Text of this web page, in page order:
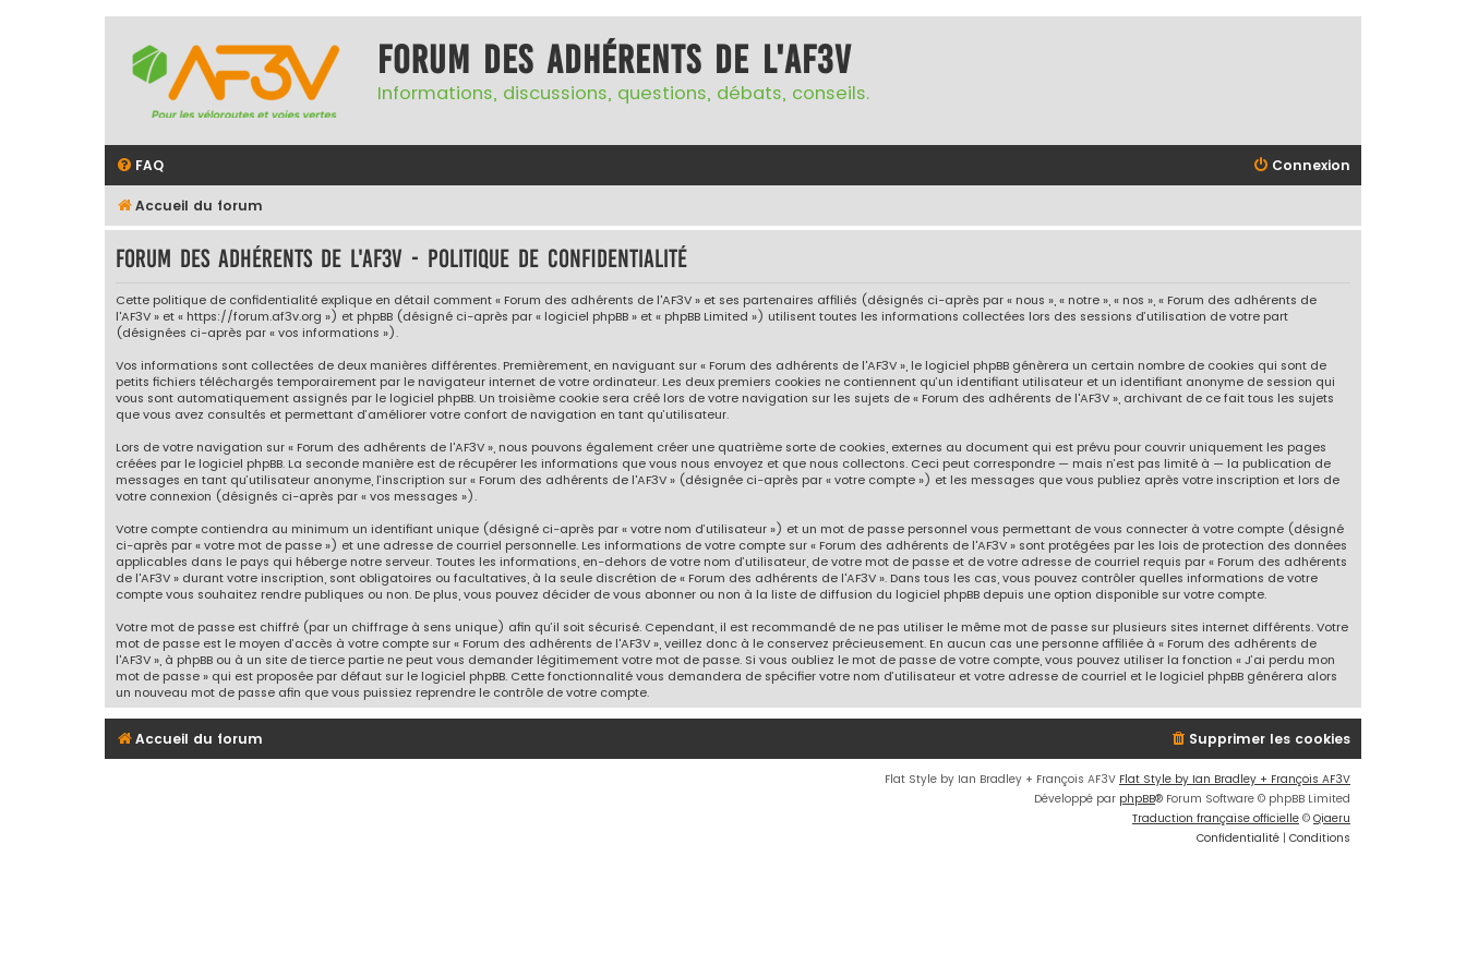
Forum des adhérents de l'AF3V
Informations, discussions, questions, débats, conseils.
FAQ Connexion
Accueil du forum
Forum des adhérents de l'AF3V - Politique de confidentialité
Cette politique de confidentialité explique en détail comment « Forum des adhérents de l'AF3V » et ses partenaires affiliés (désignés ci-après par « nous », « notre », « nos », « Forum des adhérents de
l'AF3V » et « https://forum.af3v.org ») et phpBB (désigné ci-après par « logiciel phpBB » et « phpBB Limited ») utilisent toutes les informations collectées lors des sessions d’utilisation de votre part
(désignées ci-après par « vos informations »).
Vos informations sont collectées de deux manières différentes. Premièrement, en naviguant sur « Forum des adhérents de l'AF3V », le logiciel phpBB génèrera un certain nombre de cookies qui sont de
petits fichiers téléchargés temporairement par le navigateur internet de votre ordinateur. Les deux premiers cookies ne contiennent qu’un identifiant utilisateur et un identifiant anonyme de session qui
vous sont automatiquement assignés par le logiciel phpBB. Un troisième cookie sera créé lors de votre navigation sur les sujets de « Forum des adhérents de l'AF3V », archivant de ce fait tous les sujets
que vous avez consultés et permettant d’améliorer votre confort de navigation en tant qu’utilisateur.
Lors de votre navigation sur « Forum des adhérents de l'AF3V », nous pouvons également créer une quatrième sorte de cookies, externes au document qui est prévu pour couvrir uniquement les pages
créées par le logiciel phpBB. La seconde manière est de récupérer les informations que vous nous envoyez et que nous collectons. Ceci peut correspondre — mais n’est pas limité à — la publication de
messages en tant qu’utilisateur anonyme, l’inscription sur « Forum des adhérents de l'AF3V » (désignée ci-après par « votre compte ») et les messages que vous publiez après votre inscription et lors de
votre connexion (désignés ci-après par « vos messages »).
Votre compte contiendra au minimum un identifiant unique (désigné ci-après par « votre nom d’utilisateur ») et un mot de passe personnel vous permettant de vous connecter à votre compte (désigné
ci-après par « votre mot de passe ») et une adresse de courriel personnelle. Les informations de votre compte sur « Forum des adhérents de l'AF3V » sont protégées par les lois de protection des données
applicables dans le pays qui héberge notre serveur. Toutes les informations, en-dehors de votre nom d’utilisateur, de votre mot de passe et de votre adresse de courriel requis par « Forum des adhérents
de l'AF3V » durant votre inscription, sont obligatoires ou facultatives, à la seule discrétion de « Forum des adhérents de l'AF3V ». Dans tous les cas, vous pouvez contrôler quelles informations de votre
compte vous souhaitez rendre publiques ou non. De plus, vous pouvez décider de vous abonner ou non à la liste de diffusion du logiciel phpBB depuis une option disponible sur votre compte.
Votre mot de passe est chiffré (par un chiffrage à sens unique) afin qu’il soit sécurisé. Cependant, il est recommandé de ne pas utiliser le même mot de passe sur plusieurs sites internet différents. Votre
mot de passe est le moyen d’accès à votre compte sur « Forum des adhérents de l'AF3V », veillez donc à le conservez précieusement. En aucun cas une personne affiliée à « Forum des adhérents de
l'AF3V », à phpBB ou à un site de tierce partie ne peut vous demander légitimement votre mot de passe. Si vous oubliez le mot de passe de votre compte, vous pouvez utiliser la fonction « J’ai perdu mon
mot de passe » qui est proposée par défaut sur le logiciel phpBB. Cette fonctionnalité vous demandera de spécifier votre nom d’utilisateur et votre adresse de courriel et le logiciel phpBB générera alors
un nouveau mot de passe afin que vous puissiez reprendre le contrôle de votre compte.
Accueil du forum Supprimer les cookies
Flat Style by Ian Bradley + François AF3V Flat Style by Ian Bradley + François AF3V
Développé par phpBB® Forum Software © phpBB Limited
Traduction française officielle © Qiaeru
Confidentialité | Conditions